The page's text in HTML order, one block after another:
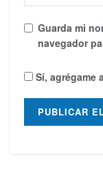
Guarda mi
navegador
Sí, agrégame